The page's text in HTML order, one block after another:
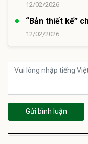
12/02/2026
“Bản thiết kế”
12/02/2026
Gửi bình luận